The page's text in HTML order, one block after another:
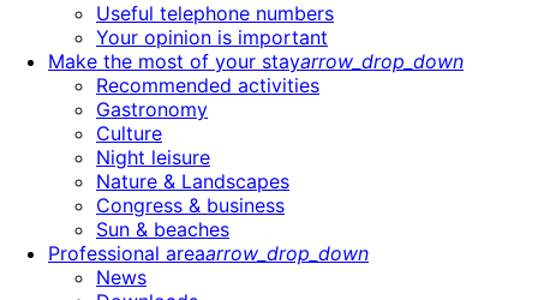
Useful telephone numbers
Your opinion is important
Make the most of your stayarrow_drop_down
Recommended activities
Gastronomy
Culture
Night leisure
Nature & Landscapes
Congress & business
Sun & beaches
Professional areaarrow_drop_down
News